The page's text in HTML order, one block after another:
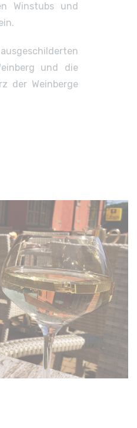
Winstubs und
und die
der Weinberge